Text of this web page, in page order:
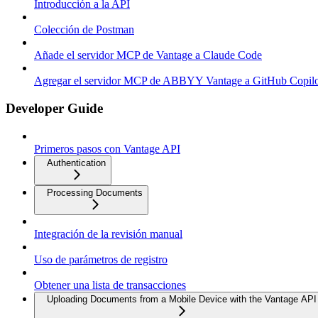
Introducción a la API
Colección de Postman
Añade el servidor MCP de Vantage a Claude Code
Agregar el servidor MCP de ABBYY Vantage a GitHub
Developer Guide
Primeros pasos con Vantage API
Authentication
Processing Documents
Integración de la revisión manual
Uso de parámetros de registro
Obtener una lista de transacciones
Uploading Documents from a Mobile Device with the Vantage API